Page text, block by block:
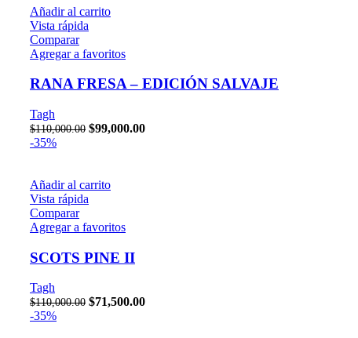
Añadir al carrito
Vista rápida
Comparar
Agregar a favoritos
RANA FRESA – EDICIÓN SALVAJE
Tagh
$110,000.00 $99,000.00
-35%
Añadir al carrito
Vista rápida
Comparar
Agregar a favoritos
SCOTS PINE II
Tagh
$110,000.00 $71,500.00
-35%